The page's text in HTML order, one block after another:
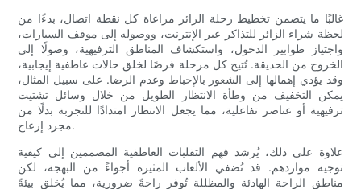
غالبًا ما يتضمن تخطيط رحلة الزائر مراعاة كل نقطة اتصال، بدءًا من
لحظة شراء الزائر للتذاكر عبر الإنترنت، ووصوله إلى موقف السيارات،
واجتياز طوابير الدخول، واستكشاف المناطق الترفيهية، وصولًا إلى
الخروج من الحديقة. تُتيح كل مرحلة فرصًا لخلق حالات عاطفية إيجابية،
وقد يؤدي إهمالها إلى الشعور بالإحباط وعدم الرضا. على سبيل المثال،
يمكن التخفيف من وطأة الانتظار الطويل من خلال وسائل تشتيت
ترفيهية أو عناصر تفاعلية، مما يجعل الانتظار امتدادًا للتجربة بدلًا من
مجرد إزعاج.
علاوة على ذلك، يُرشد فهم التقلبات العاطفية المصممين إلى كيفية
توجيه مواردهم. قد تُضفي الألعاب المثيرة أجواءً من البهجة، لكن
مناطق الراحة الهادئة والمظللة تُوفر راحةً ضرورية، مما يُخلق بيئةً